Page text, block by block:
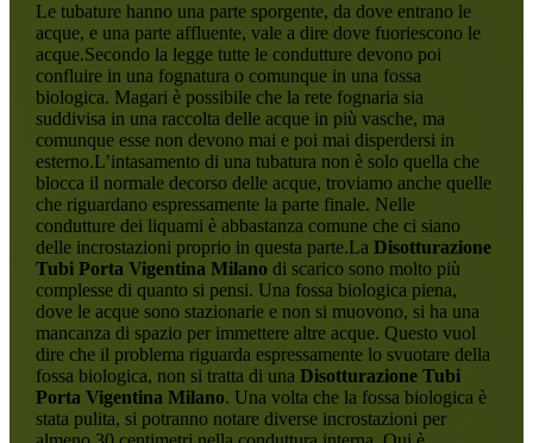
Le tubature hanno una parte sporgente, da dove entrano le
acque, e una parte affluente, vale a dire dove fuoriescono le
acque.Secondo la legge tutte le condutture devono poi
confluire in una fognatura o comunque in una fossa
biologica. Magari è possibile che la rete fognaria sia
suddivisa in una raccolta delle acque in più vasche, ma
comunque esse non devono mai e poi mai disperdersi in
esterno.L’intasamento di una tubatura non è solo quella che
blocca il normale decorso delle acque, troviamo anche quelle
che riguardano espressamente la parte finale. Nelle
condutture dei liquami è abbastanza comune che ci siano
delle incrostazioni proprio in questa parte.La Disotturazione
Tubi Porta Vigentina Milanodi scarico sono molto più
complesse di quanto si pensi. Una fossa biologica piena,
dove le acque sono stazionarie e non si muovono, si ha una
mancanza di spazio per immettere altre acque. Questo vuol
dire che il problema riguarda espressamente lo svuotare della
fossa biologica, non si tratta di una Disotturazione Tubi
Porta Vigentina Milano. Una volta che la fossa biologica è
stata pulita, si potranno notare diverse incrostazioni per